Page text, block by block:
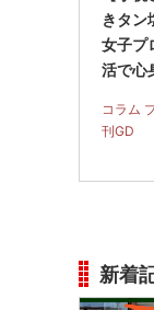
きタ
女子プ
活で心
コラム
刊GD
新着